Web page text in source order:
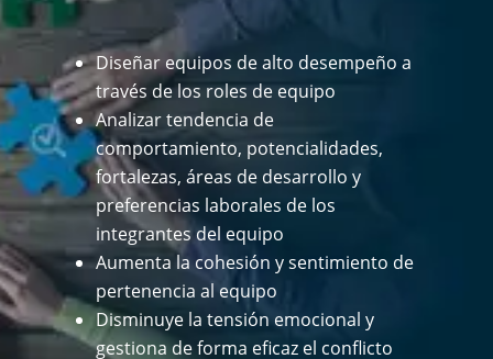
Diseñar equipos de alto desempeño a
través de los roles de equipo
Analizar tendencia de
comportamiento, potencialidades,
fortalezas, áreas de desarrollo y
preferencias laborales de los
integrantes del equipo
Aumenta la cohesión y sentimiento de
pertenencia al equipo
Disminuye la tensión emocional y
gestiona de forma eficaz el conflicto